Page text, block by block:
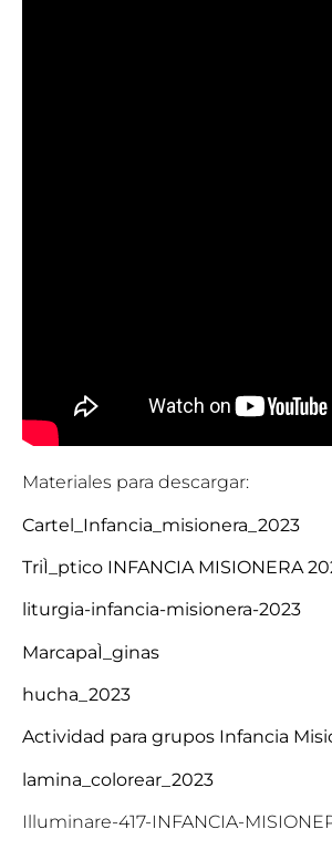
Materiales para descargar:
Cartel_Infancia_misionera_2023
TriÌ_ptico INFANCIA MISIONERA
liturgia-infancia-misionera-2023
MarcapaÌ_ginas
hucha_2023
Actividad para grupos Infancia
lamina_colorear_2023
Illuminare-417-INFANCIA-